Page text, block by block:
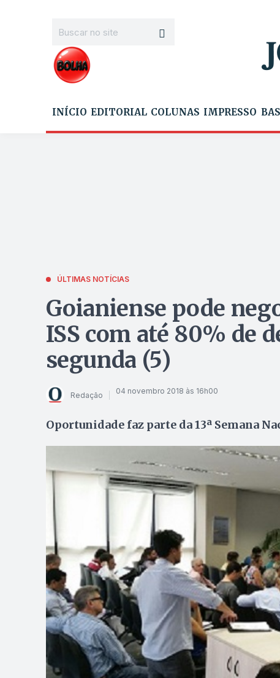
INÍCIO EDITORIAL COLUNAS IMPRESSO
ÚLTIMAS NOTÍCIAS
Goianiense pode
ISS com até 80% de
segunda (5)
Redação 04 novembro 2018 às 16h00
Oportunidade faz parte da 13ª Semana